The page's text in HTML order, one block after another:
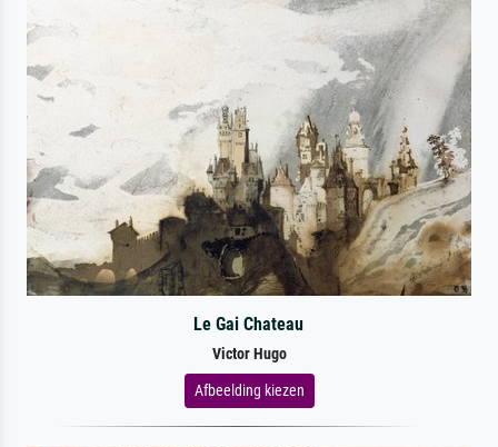
Le Gai Chateau
Victor Hugo
Afbeelding kiezen